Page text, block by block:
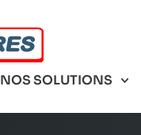
NOS SOLUTIONS